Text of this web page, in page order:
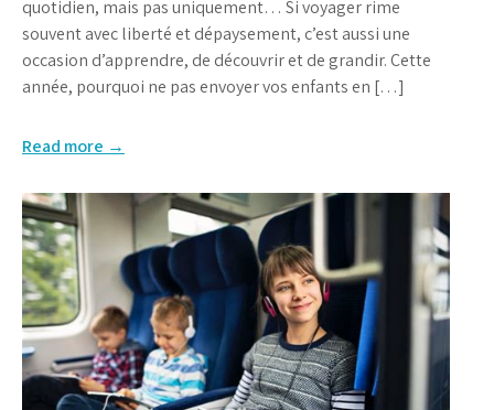
quotidien, mais pas uniquement… Si voyager rime
souvent avec liberté et dépaysement, c’est aussi une
occasion d’apprendre, de découvrir et de grandir. Cette
année, pourquoi ne pas envoyer vos enfants en […]
Read more →